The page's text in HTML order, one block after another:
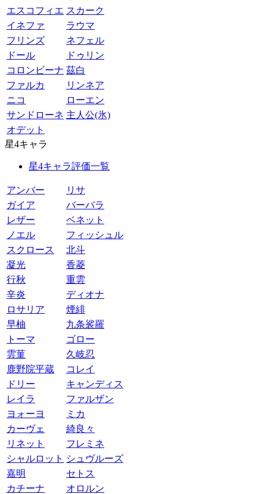
エスコフィエ スカーク
イネファ
ラウマ
フリンズ
ネフェル
ドール
ドゥリン
コロンビーナ 茲白
ファルカ
リンネア
ニコ
ローエン
サンドローネ 主人公(氷)
オデット
星4キャラ
星4キャラ評価一覧
アンバー
リサ
ガイア
バーバラ
レザー
ベネット
ノエル
フィッシュル
スクロース
北斗
凝光
香菱
行秋
重雲
辛炎
ディオナ
ロサリア
煙緋
早柚
九条裟羅
トーマ
ゴロー
雲菫
久岐忍
鹿野院平蔵
コレイ
ドリー
キャンディス
レイラ
ファルザン
ヨォーヨ
ミカ
カーヴェ
綺良々
リネット
フレミネ
シャルロット シュヴルーズ
嘉明
セトス
カチーナ
オロルン